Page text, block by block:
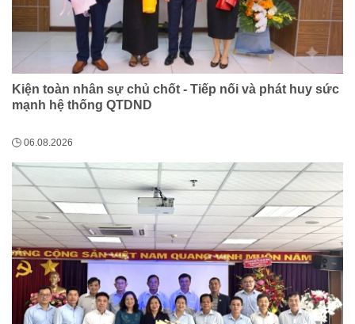
Kiện toàn nhân sự chủ chốt - Tiếp nối và phát huy sức
mạnh hệ thống QTDND
06.08.2026